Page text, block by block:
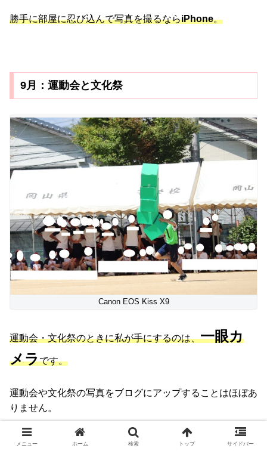
勝手に部屋に忍び込んで写真を撮るならiPhone。
9月：運動会と文化祭
Canon EOS Kiss X9
運動会・文化祭のときに私が手にするのは、一眼カ
メラです。
運動会や文化祭の写真をブログにアップすることはほぼあ
りません。
個人の特定がされないよう、悪用されることがないように
メニュー ホーム 検索 トップ サイドバー